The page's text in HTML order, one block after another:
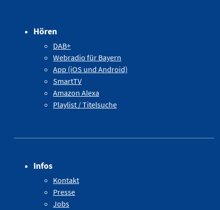
Hören
DAB+
Webradio für Bayern
App (iOS und Android)
SmartTV
Amazon Alexa
Playlist / Titelsuche
Infos
Kontakt
Presse
Jobs